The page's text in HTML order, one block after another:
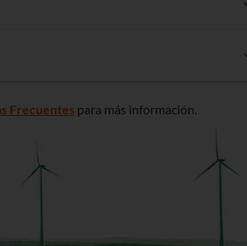
luz unos 5 minutos para realizar el ajuste
Solo en contadas ocasiones, podría tardar
Frecuentes para más información.